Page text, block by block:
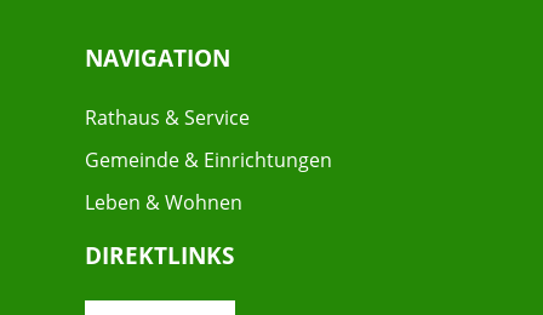
NAVIGATION
Rathaus & Service
Gemeinde & Einrichtungen
Leben & Wohnen
DIREKTLINKS